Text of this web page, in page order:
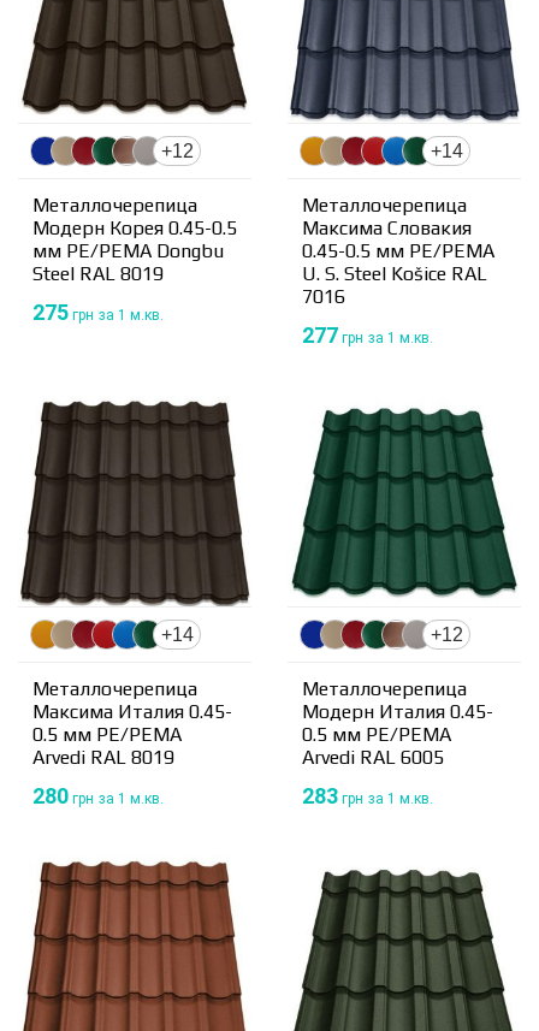
+12
Металлочерепица
Модерн Корея 0.45-0.5
мм PE/PEMA Dongbu
Steel RAL 8019
275 грн за 1 м.кв.
+14
Металлочерепица
Максима Словакия
0.45-0.5 мм PE/PEMA
U. S. Steel Košice RAL
7016
277 грн за 1 м.кв.
+14
Металлочерепица
Максима Италия 0.45-
0.5 мм PE/PEMA
Arvedi RAL 8019
280 грн за 1 м.кв.
+12
Металлочерепица
Модерн Италия 0.45-
0.5 мм PE/PEMA
Arvedi RAL 6005
283 грн за 1 м.кв.